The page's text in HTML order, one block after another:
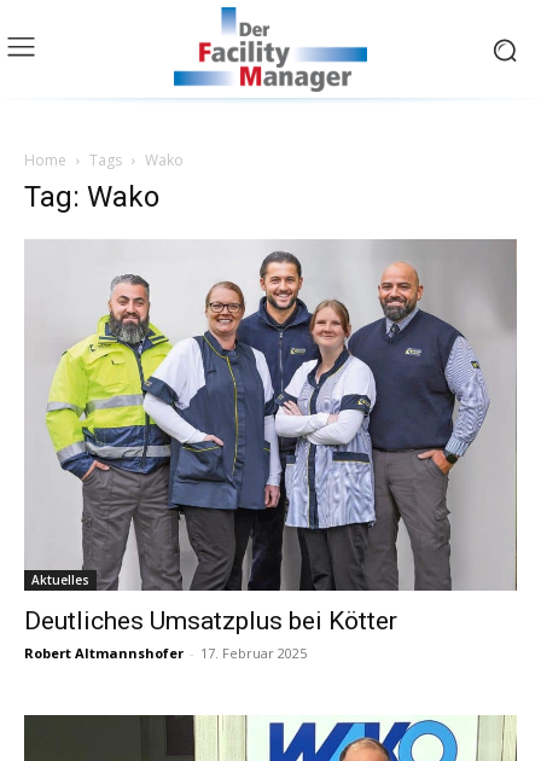
Home Tags Wako
Tag: Wako
Aktuelles
Deutliches Umsatzplus bei Kötter
Robert Altmannshofer - 17. Februar 2025